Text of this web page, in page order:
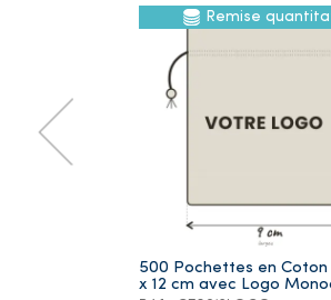
Remise
500 Pochettes en Coton
x 12 cm avec Logo